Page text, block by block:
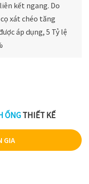
kết ngang. Do
xát chéo tăng
áp dụng, 5 Tỷ lệ
ỐNGTHIẾT KẾ
GIA